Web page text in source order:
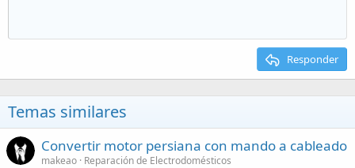
Responder
Temas similares
Convertir motor persiana con mando a cableado
makeao Reparación de Electrodomésticos